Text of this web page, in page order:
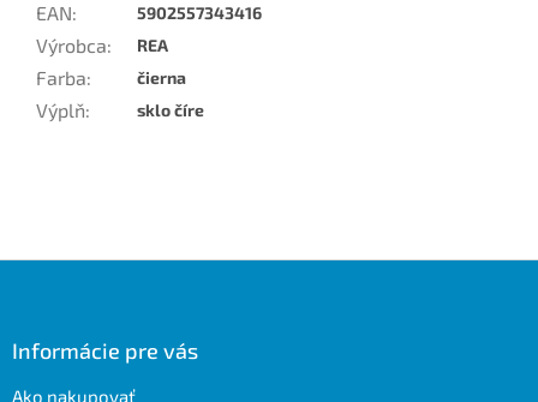
EAN: 5902557343416
Výrobca: REA
Farba: čierna
Výplň: sklo číre
Informácie pre vás
Ako nakupovať